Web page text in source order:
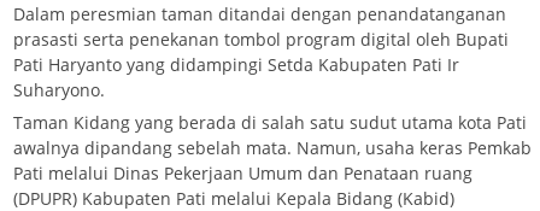
Dalam peresmian taman ditandai dengan penandatanganan
prasasti serta penekanan tombol program digital oleh Bupati
Pati Haryanto yang didampingi Setda Kabupaten Pati Ir
Suharyono.
Taman Kidang yang berada di salah satu sudut utama kota Pati
awalnya dipandang sebelah mata. Namun, usaha keras Pemkab
Pati melalui Dinas Pekerjaan Umum dan Penataan ruang
(DPUPR) Kabupaten Pati melalui Kepala Bidang (Kabid)